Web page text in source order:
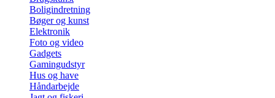
Boligindretning
Bøger og kunst
Elektronik
Foto og video
Gadgets
Gamingudstyr
Hus og have
Håndarbejde